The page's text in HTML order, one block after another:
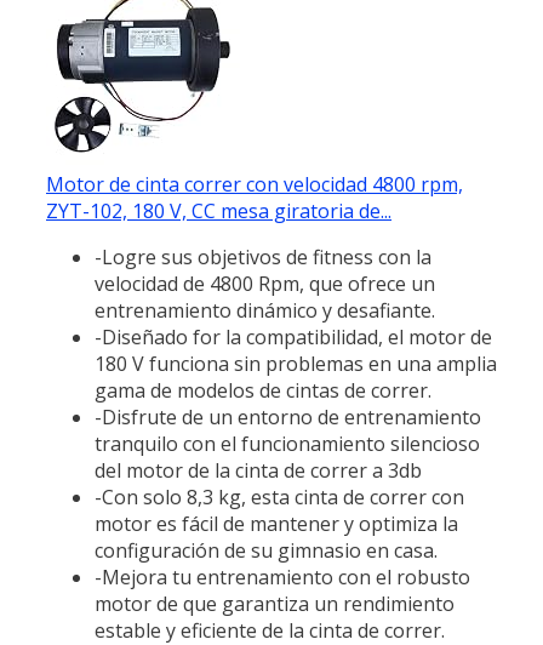
Motor de cinta correr con velocidad 4800 rpm,
ZYT-102, 180 V, CC mesa giratoria de...
-Logre sus objetivos de fitness con la
velocidad de 4800 Rpm, que ofrece un
entrenamiento dinámico y desafiante.
-Diseñado for la compatibilidad, el motor de
180 V funciona sin problemas en una amplia
gama de modelos de cintas de correr.
-Disfrute de un entorno de entrenamiento
tranquilo con el funcionamiento silencioso
del motor de la cinta de correr a 3db
-Con solo 8,3 kg, esta cinta de correr con
motor es fácil de mantener y optimiza la
configuración de su gimnasio en casa.
-Mejora tu entrenamiento con el robusto
motor de que garantiza un rendimiento
estable y eficiente de la cinta de correr.